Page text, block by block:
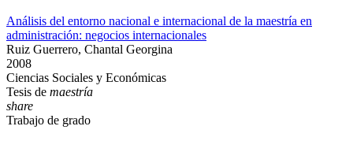
Análisis del entorno nacional e internacional de la maestría en
administración: negocios internacionales
Ruiz Guerrero, Chantal Georgina
2008
Ciencias Sociales y Económicas
Tesis de maestría
share
Trabajo de grado